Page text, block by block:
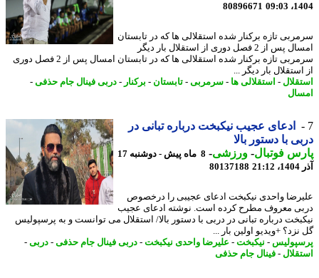
80896671
تازه برکنار شده استقلالی ها که در تابستان
امسال پس از 2 فصل دوری از استقلال بار دیگر
سرمربی تازه برکنار شده استقلالی ها که در تابستان امسال پس از 2 فصل دوری
بار دیگر ...
-استقلالی ها- سرمربی- تابستان-برکنار -دربی فینال جام حذفی-
ادعای عجیب نیکبخت درباره تبانی در
با دستور بالا
فوتبال-ورزشی-
8 ماه پیش - دوشنبه 17
80137188
واحدی نیکبخت ادعای عجیبی را درخصوص
معروف مطرح کرده است. نوشته ادعای عجیب
درباره تبانی در دربی با دستور بالا/ استقلال می توانست و به پرسپولیس
+ویدیو اولین بار ...
-نیکبخت-علیرضا واحدی نیکبخت-دربی فینال جام حذفی-دربی-
-فینال جام حذفی